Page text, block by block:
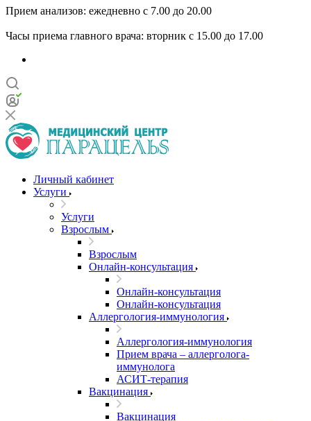
Прием анализов: ежедневно с 7.00 до 20.00
Часы приема главного врача: вторник с 15.00 до 17.00
Личный кабинет
Услуги
Услуги
Взрослым
Взрослым
Онлайн-консультация
Онлайн-консультация
Онлайн-консультация
Аллергология-иммунология
Аллергология-иммунология
Прием врача – аллерголога-
иммунолога
АСИТ-терапия
Вакцинация
Вакцинация